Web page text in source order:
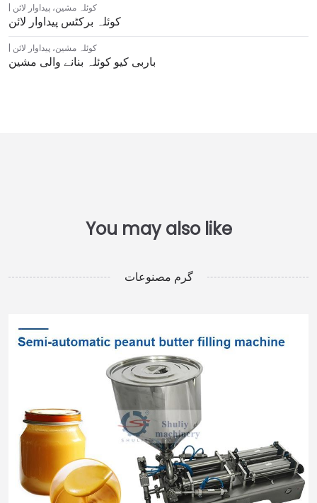
کوئلہ مشین، پیداوار لائن
کوئلہ برکٹس پیداوار لائن
کوئلہ مشین، پیداوار لائن
باربی کیو کوئلہ بنانے والی مشین
گرم مصنوعات